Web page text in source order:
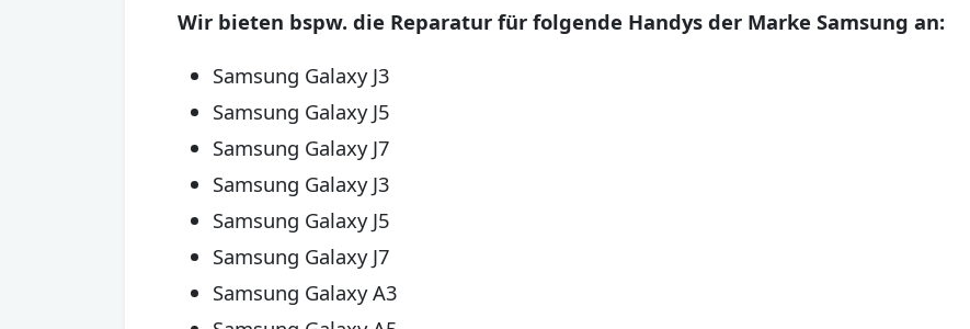
Wir bieten bspw. die Reparatur für folgende Handys der Marke Samsung an:
Samsung Galaxy J3
Samsung Galaxy J5
Samsung Galaxy J7
Samsung Galaxy J3
Samsung Galaxy J5
Samsung Galaxy J7
Samsung Galaxy A3